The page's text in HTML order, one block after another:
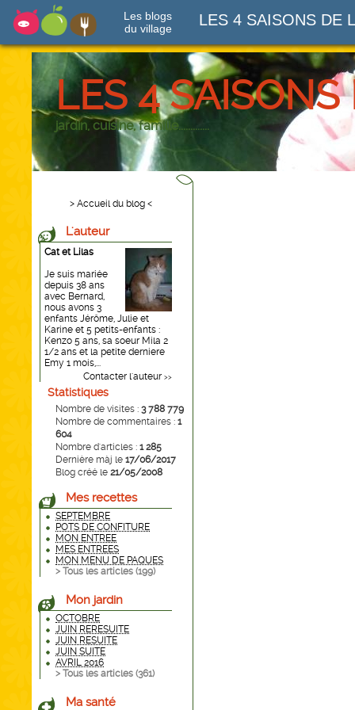
Les blogs
du village
LES 4 SAISONS DE
LES 4
jardin, cuisine, famille.............
> Accueil du blog <
L'auteur
Cat et Lilas
Je suis mariée
depuis 38 ans
avec Bernard,
nous avons 3
enfants Jérôme, Julie et
Karine et 5 petits-enfants :
Kenzo 5 ans, sa soeur Mila 2
1/2 ans et la petite derniere
Emy 1 mois,...
Contacter l'auteur >>
Statistiques
Nombre de visites : 3 788 779
Nombre de commentaires : 1
604
Nombre d'articles : 1 285
Dernière màj le 17/06/2017
Blog créé le 21/05/2008
Mes recettes
SEPTEMBRE
POTS DE CONFITURE
MON ENTREE
MES ENTREES
MON MENU DE PAQUES
> Tous les articles (199)
Mon jardin
OCTOBRE
JUIN RERESUITE
JUIN RESUITE
JUIN SUITE
AVRIL 2016
> Tous les articles (361)
Ma santé